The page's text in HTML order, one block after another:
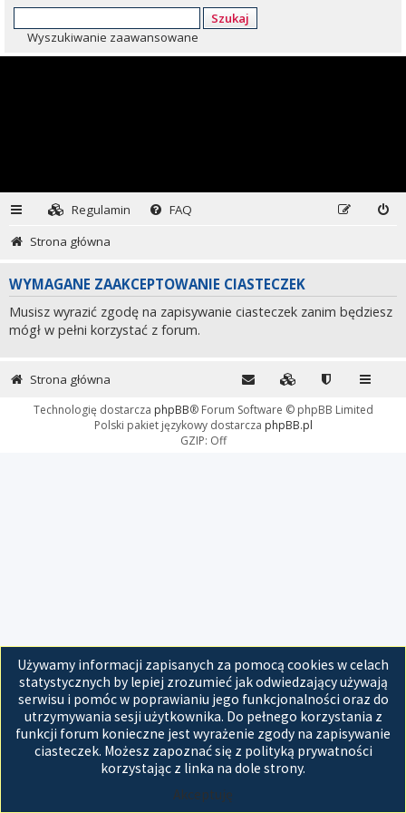
Szukaj
Wyszukiwanie zaawansowane
Regulamin
FAQ
Strona główna
WYMAGANE ZAAKCEPTOWANIE CIASTECZEK
Musisz wyrazić zgodę na zapisywanie ciasteczek zanim będziesz
mógł w pełni korzystać z forum.
Używamy informacji zapisanych za pomocą cookies w celach
statystycznych by lepiej zrozumieć jak odwiedzający używają
serwisu i pomóc w poprawianiu jego funkcjonalności oraz do
utrzymywania sesji użytkownika. Do pełnego korzystania z
funkcji forum konieczne jest wyrażenie zgody na zapisywanie
ciasteczek. Możesz zapoznać się z polityką prywatności
korzystając z linka na dole strony.
Akceptuję
Strona główna
Technologię dostarcza phpBB® Forum Software © phpBB Limited
Polski pakiet językowy dostarcza phpBB.pl
GZIP: Off